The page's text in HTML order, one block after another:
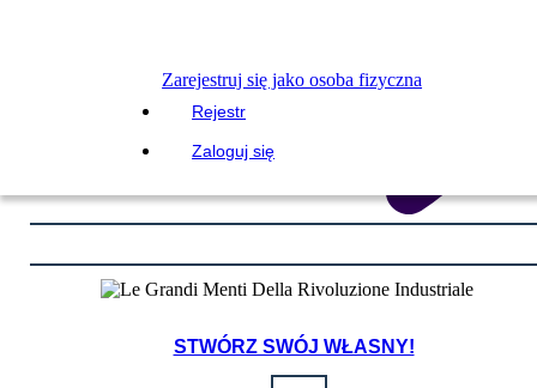
Zarejestruj się jako osoba fizyczna
Rejestr
Zaloguj się
STWÓRZ SWÓJ WŁASNY!